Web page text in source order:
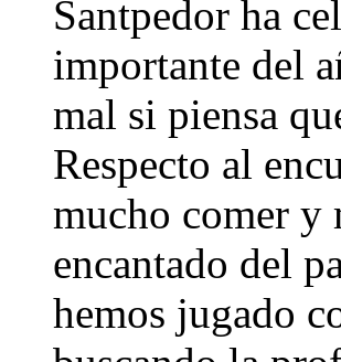
Santpedor ha
importante del
mal si piensa
Respecto al
mucho comer y
encantado del
hemos jugado